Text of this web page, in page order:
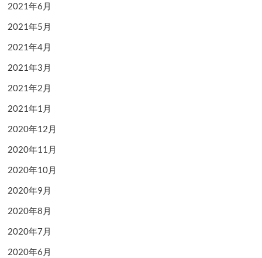
2021年6月
2021年5月
2021年4月
2021年3月
2021年2月
2021年1月
2020年12月
2020年11月
2020年10月
2020年9月
2020年8月
2020年7月
2020年6月